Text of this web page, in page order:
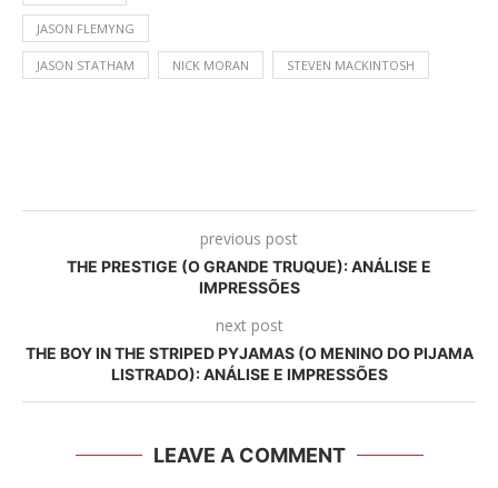
JASON FLEMYNG
JASON STATHAM NICK MORAN STEVEN MACKINTOSH
previous post
THE PRESTIGE (O GRANDE TRUQUE): ANÁLISE E
IMPRESSÕES
next post
THE BOY IN THE STRIPED PYJAMAS (O MENINO DO PIJAMA
LISTRADO): ANÁLISE E IMPRESSÕES
LEAVE A COMMENT